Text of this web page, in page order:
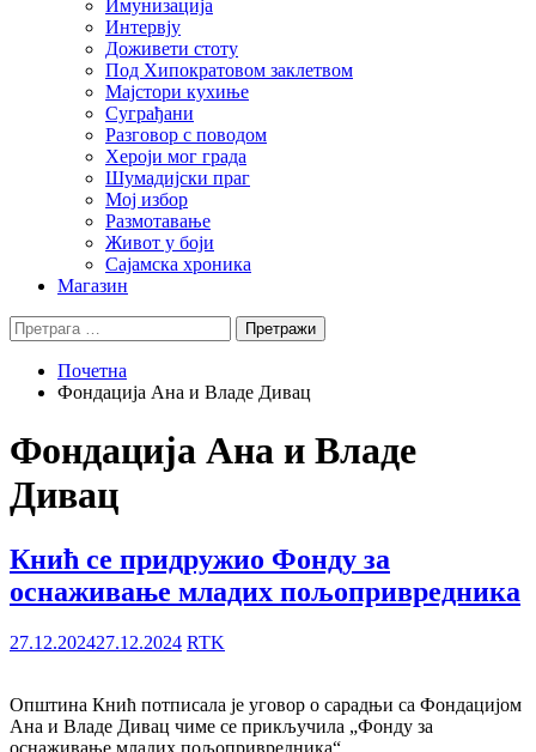
Имунизација
Интервју
Доживети стоту
Под Хипократовом заклетвом
Мајстори кухиње
Суграђани
Разговор с поводом
Хероји мог града
Шумадијски праг
Мој избор
Размотавање
Живот у боји
Сајамска хроника
Магазин
Претрага
за:
Почетна
Фондација Ана и Владе Дивац
Фондација Ана и Владе
Дивац
Кнић се придружио Фонду за
оснаживање младих пољопривредника
27.12.202427.12.2024 RTK
Општина Кнић потписала је уговор о сарадњи са Фондацијом
Ана и Владе Дивац чиме се прикључила „Фонду за
оснаживање младих пољопривредника“.